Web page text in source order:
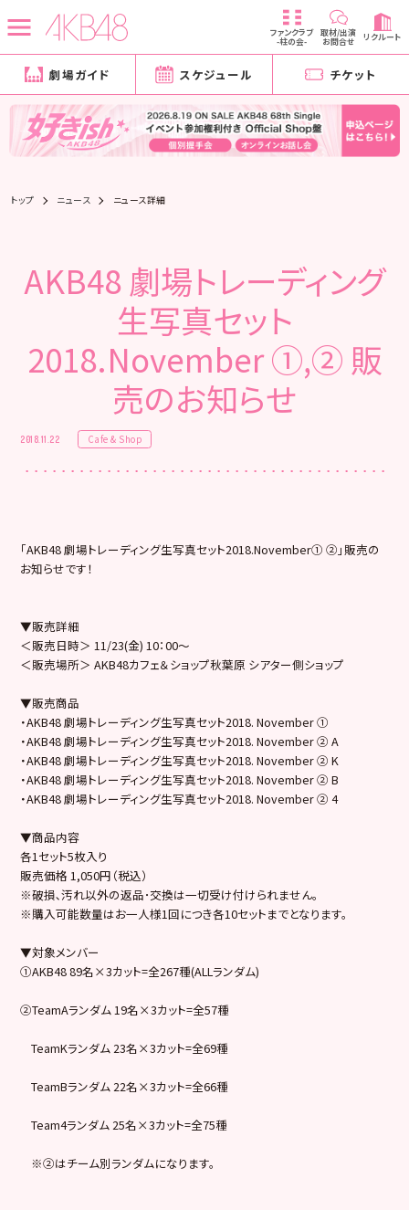
ファンクラブ
-柱の会-
取材/出演
お問合せ リクルート
劇場ガイド スケジュール チケット
トップ ニュース ニュース詳細
AKB48 劇場トレーディング
生写真セット
2018.November ①,② 販
売のお知らせ
2018.11.22 Cafe & Shop
「AKB48 劇場トレーディング生写真セット2018.November① ②」販売の
お知らせです！
▼販売詳細
＜販売日時＞ 11/23(金) 10：00～
＜販売場所＞ AKB48カフェ＆ショップ秋葉原 シアター側ショップ
▼販売商品
・AKB48 劇場トレーディング生写真セット2018. November ①
・AKB48 劇場トレーディング生写真セット2018. November ② A
・AKB48 劇場トレーディング生写真セット2018. November ② K
・AKB48 劇場トレーディング生写真セット2018. November ② B
・AKB48 劇場トレーディング生写真セット2018. November ② 4
▼商品内容
各1セット5枚入り
販売価格 1,050円（税込）
※破損､汚れ以外の返品･交換は一切受け付けられません。
※購入可能数量はお一人様1回につき各10セットまでとなります。
▼対象メンバー
①AKB48 89名×3カット=全267種(ALLランダム)
②TeamAランダム 19名×3カット=全57種
TeamKランダム 23名×3カット=全69種
TeamBランダム 22名×3カット=全66種
Team4ランダム 25名×3カット=全75種
※②はチーム別ランダムになります。